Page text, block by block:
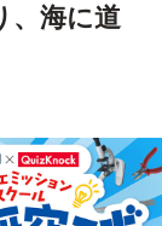
、海に道